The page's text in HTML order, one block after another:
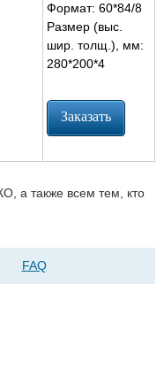
Формат: 60*84/8
Размер (выс.
шир. толщ.), мм:
280*200*4
а также всем тем, кто
FAQ